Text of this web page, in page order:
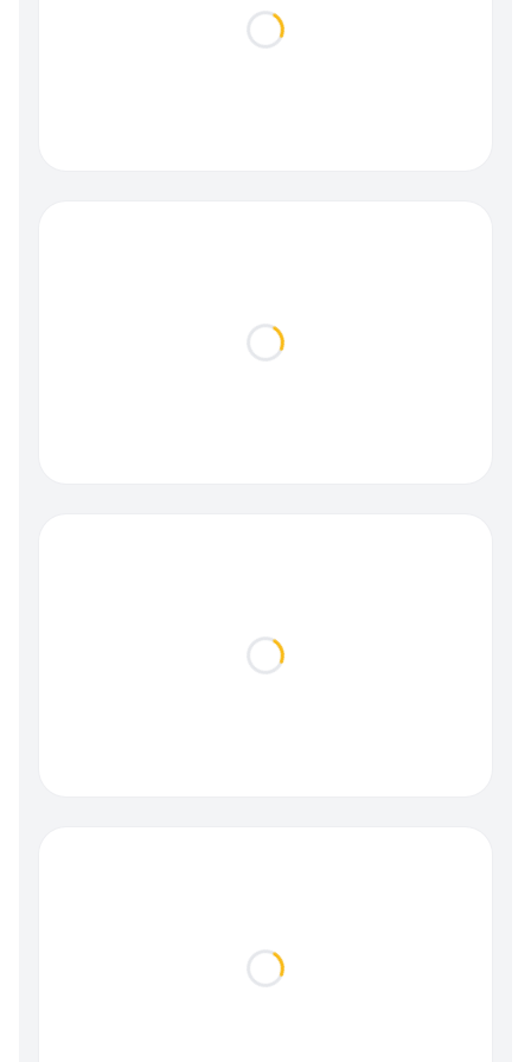
Loading...
Loading...
Loading...
Loading...